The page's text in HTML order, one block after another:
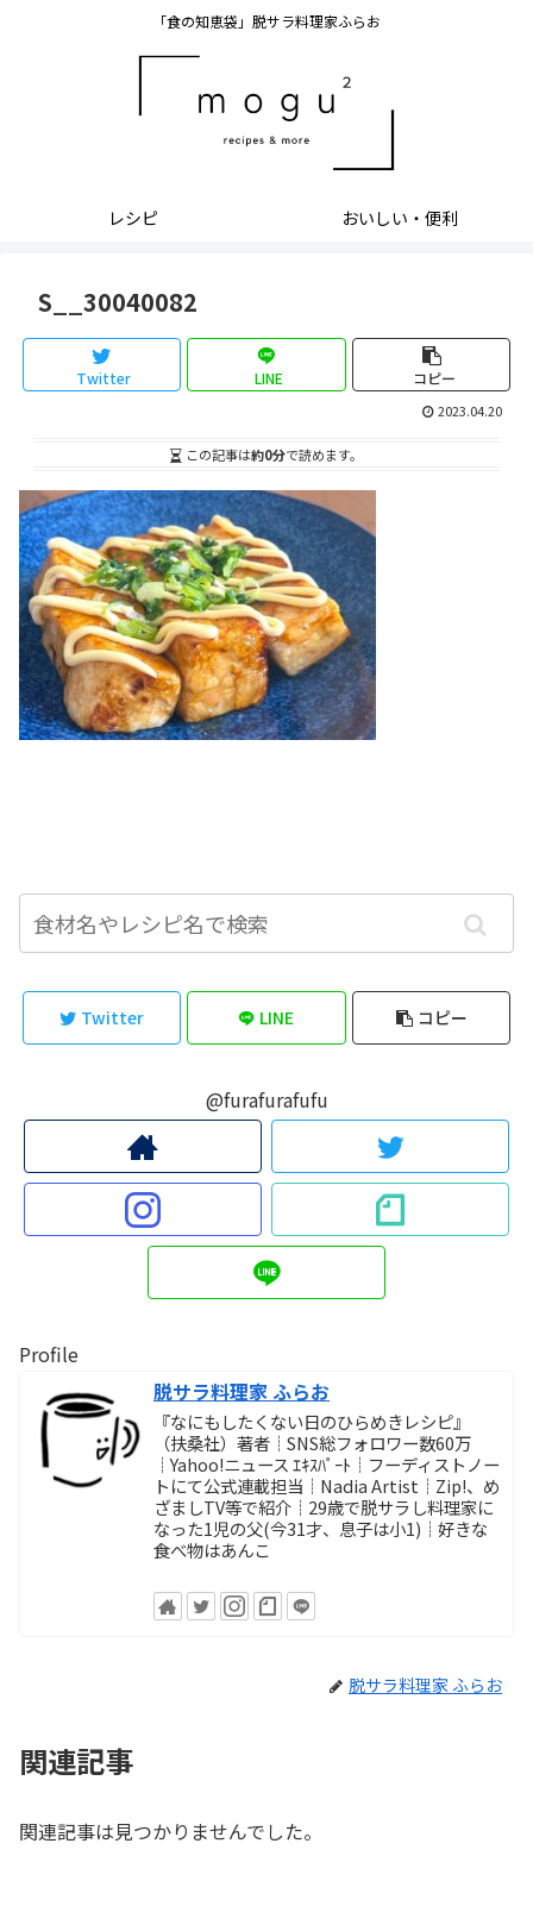
「食の知恵袋」脱サラ料理家ふらお
レシピ おいしい・便利
S__30040082
Twitter LINE コピー
2023.04.20
この記事は約0分で読めます。
Twitter LINE コピー
@furafurafufu
Profile
脱サラ料理家 ふらお
『なにもしたくない日のひらめきレシピ』
（扶桑社）著者┊SNS総フォロワー数60万
┊Yahoo!ニュース ｴｷｽﾊﾟｰﾄ┊フーディストノー
トにて公式連載担当┊Nadia Artist┊Zip!、め
ざましTV等で紹介┊29歳で脱サラし料理家に
なった1児の父(今31才、息子は小1)┊好きな
食べ物はあんこ
脱サラ料理家 ふらお
関連記事
関連記事は見つかりませんでした。